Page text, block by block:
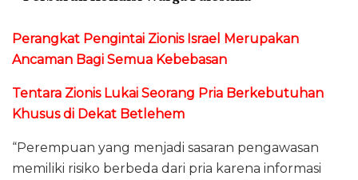
Perangkat Pengintai Zionis Israel Merupakan
Ancaman Bagi Semua Kebebasan
Tentara Zionis Lukai Seorang Pria Berkebutuhan
Khusus di Dekat Betlehem
“Perempuan yang menjadi sasaran pengawasan
memiliki risiko berbeda dari pria karena informasi